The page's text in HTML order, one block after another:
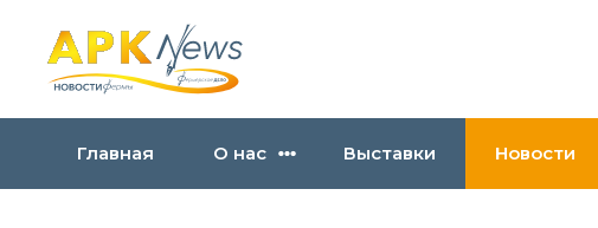
Главная О нас Выставки Новости